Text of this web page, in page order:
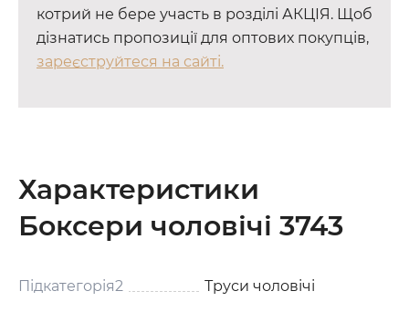
котрий не бере участь в розділі АКЦІЯ. Щоб
дізнатись пропозиції для оптових покупців,
зареєструйтеся на сайті.
Характеристики
Боксери чоловічі 3743
Підкатегорія2 Труси чоловічі